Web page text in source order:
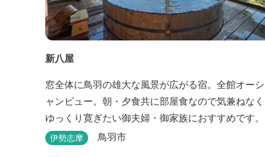
新八屋
窓全体に鳥羽の雄大な風景が広がる宿。全館オーシ
ャンビュー。朝・夕食共に部屋食なので気兼ねなく
ゆっくり寛ぎたい御夫婦・御家族におすすめです。
露天の湯船から眺める満天の星や、薄紫ら染まる朝
伊勢志摩 鳥羽市